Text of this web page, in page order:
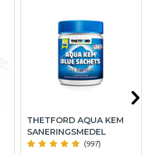
THETFORD AQUA KEM
SANERINGSMEDEL
(997)